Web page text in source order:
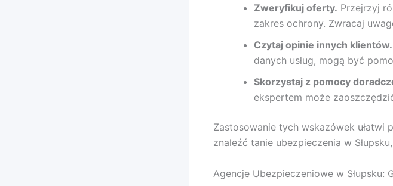
Zweryfikuj oferty. Przejrzyj
zakres ochrony. Zwracaj
Czytaj opinie innych klientów.
danych usług, mogą być
Skorzystaj z pomocy
ekspertem może
Zastosowanie tych wskazówek
znaleźć tanie ubezpieczenia w
Agencje Ubezpieczeniowe w Słupsku: